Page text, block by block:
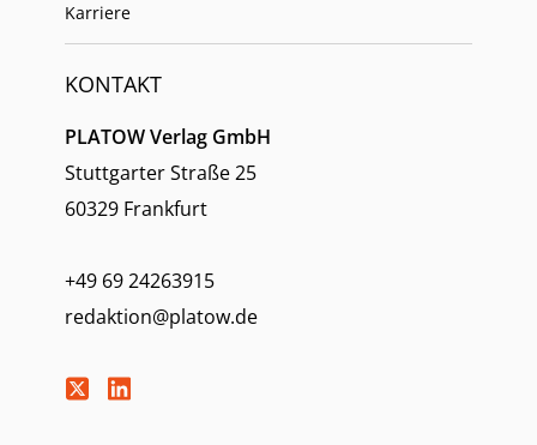
Karriere
KONTAKT
PLATOW Verlag GmbH
Stuttgarter Straße 25
60329 Frankfurt
+49 69 24263915
redaktion@platow.de